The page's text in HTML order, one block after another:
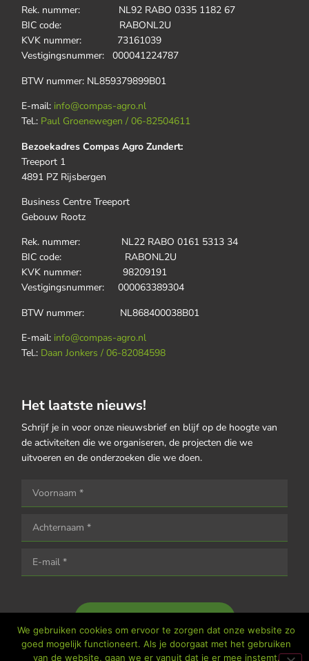
Rek. nummer: NL92 RABO 0335 1182 67
BIC code: RABONL2U
KVK nummer: 73161039
Vestigingsnummer: 000041224787
BTW nummer: NL859379899B01
E-mail: info@compas-agro.nl
Tel.: Paul Groenewegen / 06-82504611
Bezoekadres Compas Agro Zundert:
Treeport 1
4891 PZ Rijsbergen
Business Centre Treeport
Gebouw Rootz
Rek. nummer: NL22 RABO 0161 5313 34
BIC code: RABONL2U
KVK nummer: 98209191
Vestigingsnummer: 000063389304
BTW nummer: NL868400038B01
E-mail: info@compas-agro.nl
Tel.: Daan Jonkers / 06-82084598
Het laatste nieuws!
Schrijf je in voor onze nieuwsbrief en blijf op de hoogte van
de activiteiten die we organiseren, de projecten die we
uitvoeren en de onderzoeken die we doen.
We gebruiken cookies om ervoor te zorgen dat onze website zo
goed mogelijk functioneert. Als je doorgaat met het gebruiken
van de website, gaan we er vanuit dat je er mee instemt.